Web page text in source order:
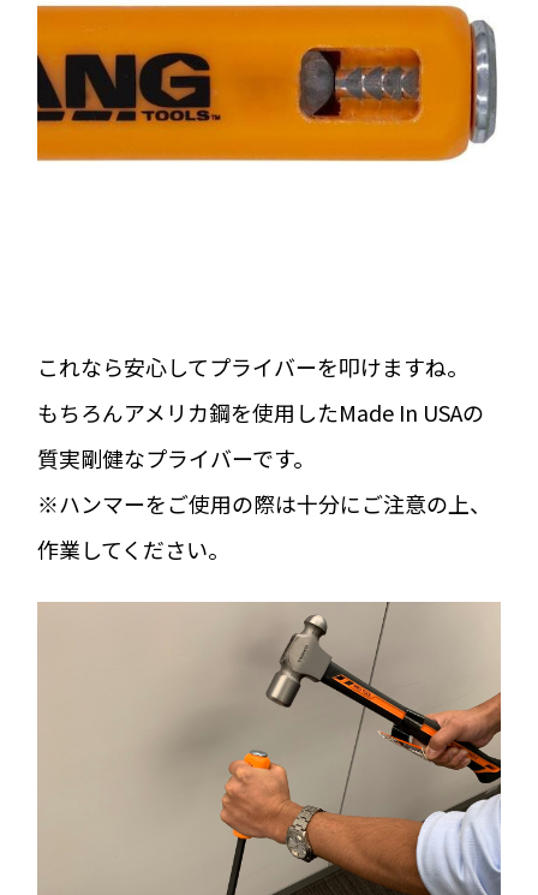
これなら安心してプライバーを叩けますね。
もちろんアメリカ鋼を使用したMade In USAの
質実剛健なプライバーです。
※ハンマーをご使用の際は十分にご注意の上、
作業してください。